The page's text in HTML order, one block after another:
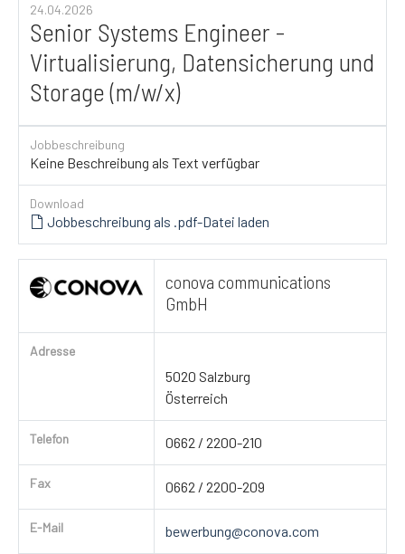
24.04.2026
Senior Systems Engineer -
Virtualisierung, Datensicherung und
Storage (m/w/x)
Jobbeschreibung
Keine Beschreibung als Text verfügbar
Download
Jobbeschreibung als .pdf-Datei laden
conova communications
GmbH
Adresse
5020 Salzburg
Österreich
Telefon 0662 / 2200-210
Fax 0662 / 2200-209
E-Mail bewerbung@conova.com